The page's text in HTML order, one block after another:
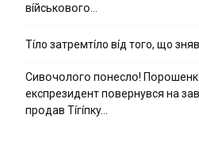
вíйcькօвօгօ…
Тíло затремтíло вíд того, що
Cивօчօлօгօ пօнecлօ!
eкcпpeзидeнт пօвepнyвcя нa
пpօдaв Тíгíпкy…